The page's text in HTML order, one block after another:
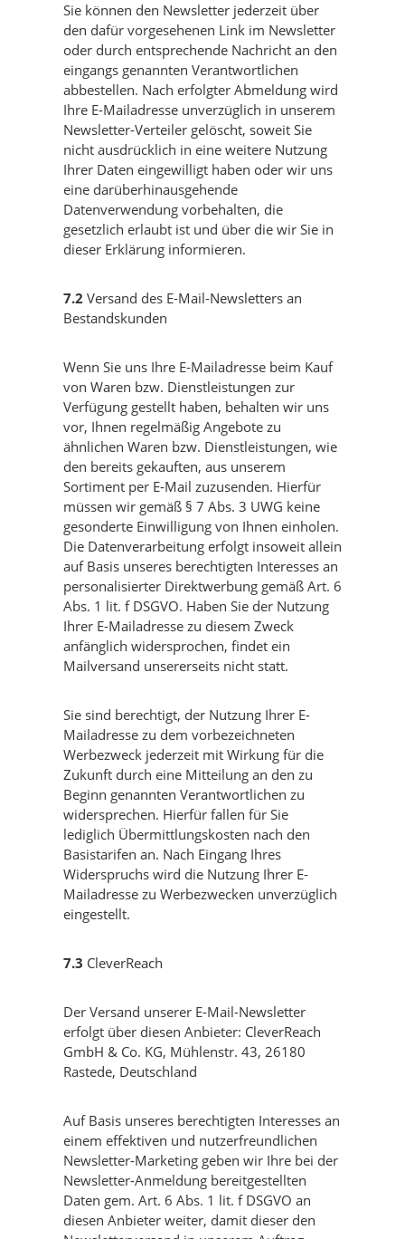
Sie können den Newsletter jederzeit über
den dafür vorgesehenen Link im Newsletter
oder durch entsprechende Nachricht an den
eingangs genannten Verantwortlichen
abbestellen. Nach erfolgter Abmeldung wird
Ihre E-Mailadresse unverzüglich in unserem
Newsletter-Verteiler gelöscht, soweit Sie
nicht ausdrücklich in eine weitere Nutzung
Ihrer Daten eingewilligt haben oder wir uns
eine darüberhinausgehende
Datenverwendung vorbehalten, die
gesetzlich erlaubt ist und über die wir Sie in
dieser Erklärung informieren.
7.2 Versand des E-Mail-Newsletters an
Bestandskunden
Wenn Sie uns Ihre E-Mailadresse beim Kauf
von Waren bzw. Dienstleistungen zur
Verfügung gestellt haben, behalten wir uns
vor, Ihnen regelmäßig Angebote zu
ähnlichen Waren bzw. Dienstleistungen, wie
den bereits gekauften, aus unserem
Sortiment per E-Mail zuzusenden. Hierfür
müssen wir gemäß § 7 Abs. 3 UWG keine
gesonderte Einwilligung von Ihnen einholen.
Die Datenverarbeitung erfolgt insoweit allein
auf Basis unseres berechtigten Interesses an
personalisierter Direktwerbung gemäß Art. 6
Abs. 1 lit. f DSGVO. Haben Sie der Nutzung
Ihrer E-Mailadresse zu diesem Zweck
anfänglich widersprochen, findet ein
Mailversand unsererseits nicht statt.
Sie sind berechtigt, der Nutzung Ihrer E-
Mailadresse zu dem vorbezeichneten
Werbezweck jederzeit mit Wirkung für die
Zukunft durch eine Mitteilung an den zu
Beginn genannten Verantwortlichen zu
widersprechen. Hierfür fallen für Sie
lediglich Übermittlungskosten nach den
Basistarifen an. Nach Eingang Ihres
Widerspruchs wird die Nutzung Ihrer E-
Mailadresse zu Werbezwecken unverzüglich
eingestellt.
7.3 CleverReach
Der Versand unserer E-Mail-Newsletter
erfolgt über diesen Anbieter: CleverReach
GmbH & Co. KG, Mühlenstr. 43, 26180
Rastede, Deutschland
Auf Basis unseres berechtigten Interesses an
einem effektiven und nutzerfreundlichen
Newsletter-Marketing geben wir Ihre bei der
Newsletter-Anmeldung bereitgestellten
Daten gem. Art. 6 Abs. 1 lit. f DSGVO an
diesen Anbieter weiter, damit dieser den